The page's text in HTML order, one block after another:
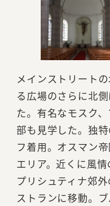
メインストリート
る広場のさらに北
た。有名なモスク
部も見学した。独
フ着用。オスマン
エリア。近くに風
プリシュティナ郊
ストランに移動。